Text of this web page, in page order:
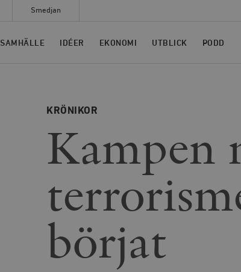
Smedjan
SAMHÄLLE IDÉER EKONOMI UTBLICK PODD
KRÖNIKOR
Kampen
börjat